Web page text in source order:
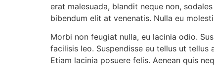
erat malesuada, blandit neque non,
bibendum elit at venenatis. Nulla eu
Morbi non feugiat nulla, eu lacinia odio.
facilisis leo. Suspendisse eu tellus ut
Etiam lacinia posuere felis. Aenean quis